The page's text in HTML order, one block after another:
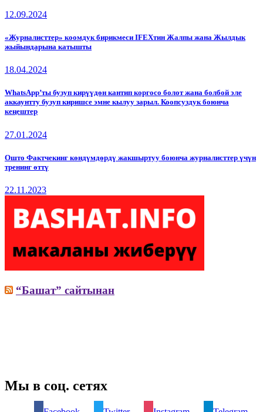
12.09.2024
«Журналисттер» коомдук бирикмеси IFEXтин Жалпы жана Жылдык
жыйындарына катышты
18.04.2024
WhatsApp’ты бузуп кирүүдөн кантип коргосо болот жана болбой эле
аккаунтту бузуп киришсе эмне кылуу зарыл. Коопсуздук боюнча
кеңештер
27.01.2024
Ошто Фактчекинг көндүмдөрдү жакшыртуу боюнча журналисттер үчүн
тренинг өттү
22.11.2023
“Башат” сайтынан
Мы в соц. сетях